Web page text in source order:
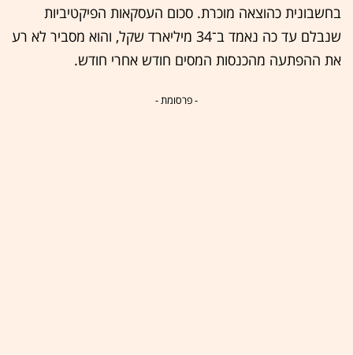
בחשבונית כהוצאה מוכרת. סכום העסקאות הפיקטיביות
שנבלם עד כה נאמד ב־34 מיליארד שקל, והוא מסביר לא רע
את ההפתעה מהכנסות המסים חודש אחרי חודש.
- פרסומת -